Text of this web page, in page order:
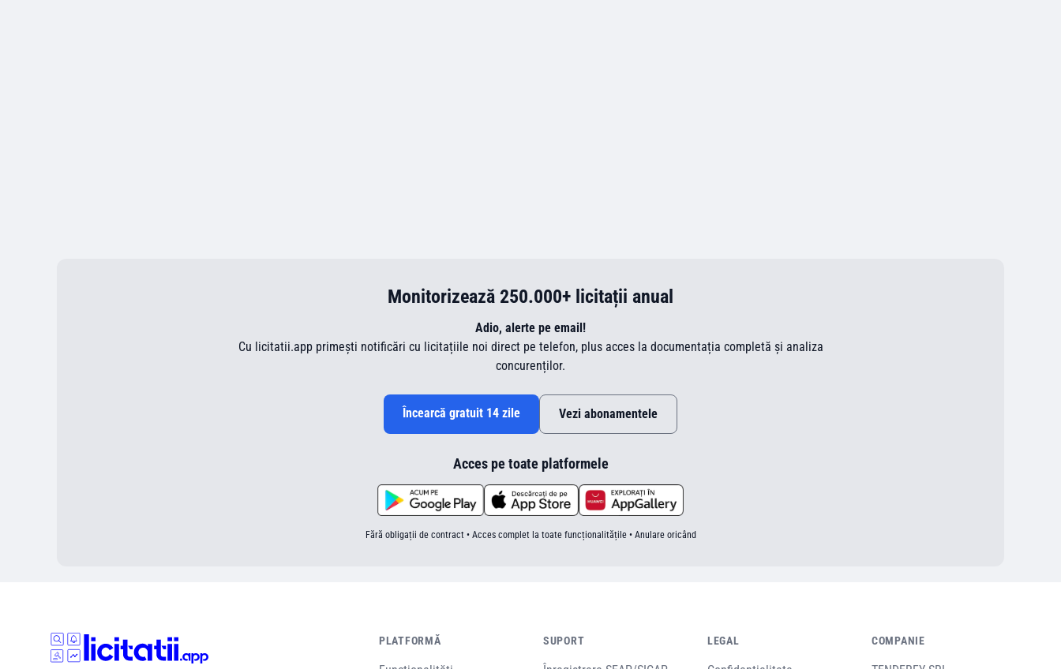
Monitorizează 250.000+ licitații anual
Adio, alerte pe email!
Cu licitatii.app primești notificări cu licitațiile noi direct pe telefon, plus acces la documentația completă și analiza
concurenților.
Încearcă gratuit 14 zile Vezi abonamentele
Acces pe toate platformele
Fără obligații de contract • Acces complet la toate funcționalitățile • Anulare oricând
PLATFORMĂ SUPORT LEGAL COMPANIE